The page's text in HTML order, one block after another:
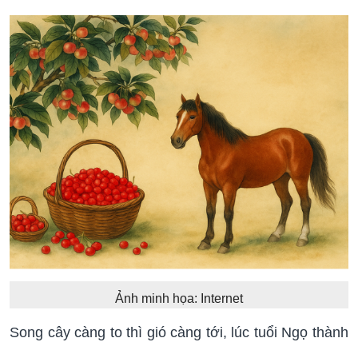
Ảnh minh họa: Internet
Song cây càng to thì gió càng tới, lúc tuổi Ngọ thành